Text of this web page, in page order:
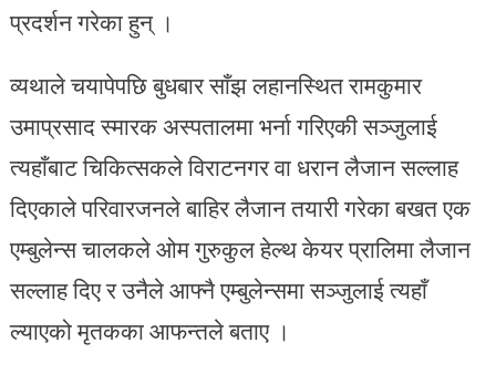
प्रदर्शन गरेका हुन् ।
व्यथाले चयापेपछि बुधबार साँझ लहानस्थित रामकुमार
उमाप्रसाद स्मारक अस्पतालमा भर्ना गरिएकी सञ्जुलाई
त्यहाँबाट चिकित्सकले विराटनगर वा धरान लैजान सल्लाह
दिएकाले परिवारजनले बाहिर लैजान तयारी गरेका बखत एक
एम्बुलेन्स चालकले ओम गुरुकुल हेल्थ केयर प्रालिमा लैजान
सल्लाह दिए र उनैले आफ्नै एम्बुलेन्समा सञ्जुलाई त्यहाँ
ल्याएको मृतकका आफन्तले बताए ।